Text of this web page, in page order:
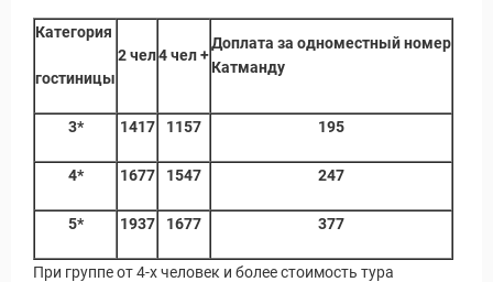
Категория
гостиницы
2 чел4 чел +
Доплата за одноместный номер
Катманду
3* 1417 1157 195
4* 1677 1547 247
5* 1937 1677 377
При группе от 4-х человек и более стоимость тура